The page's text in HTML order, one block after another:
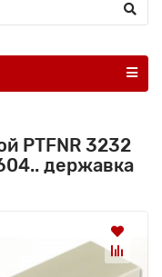
PTFNR 3232
державка